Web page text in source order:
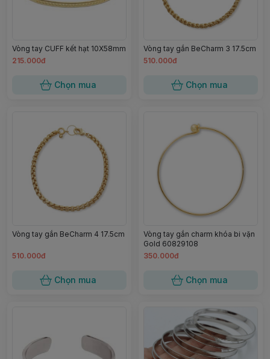
Vòng tay CUFF kết hạt 10X58mm
215.000đ
Chọn mua
Vòng tay gắn BeCharm 3 17.5cm
510.000đ
Chọn mua
Vòng tay gắn BeCharm 4 17.5cm
510.000đ
Chọn mua
Vòng tay gắn charm khóa bi vặn
Gold 60829108
350.000đ
Chọn mua